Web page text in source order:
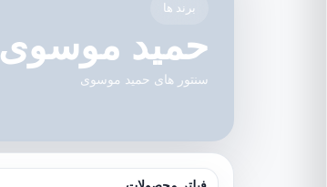
برند ها
حمید موسوی
سنتور های حمید موسوی
انتخاب
انتخاب
انتخاب
انتخاب